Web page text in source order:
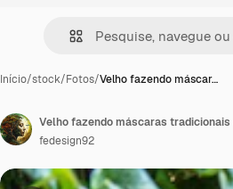
Início/stock/Fotos/Velho fazendo máscar…
fedesign92